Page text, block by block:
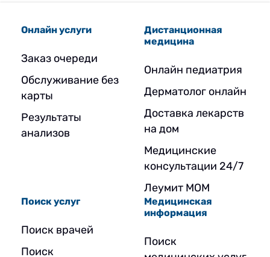
также работает над поддержанием уважительной
среды, свободной от домогательств.
Онлайн услуги
Заказ очереди
Обслуживание без
карты
Результаты
анализов
Дистанционная
медицина
Онлайн педиатрия
Дерматолог онлайн
Доставка лекарств
на дом
Медицинские
консультации 24/7
Леумит МОМ
Поиск услуг
Поиск врачей
Поиск
Медицинская
информация
Поиск